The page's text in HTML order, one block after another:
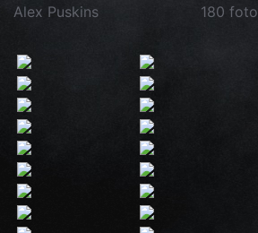
Alex Puskins
180 foto